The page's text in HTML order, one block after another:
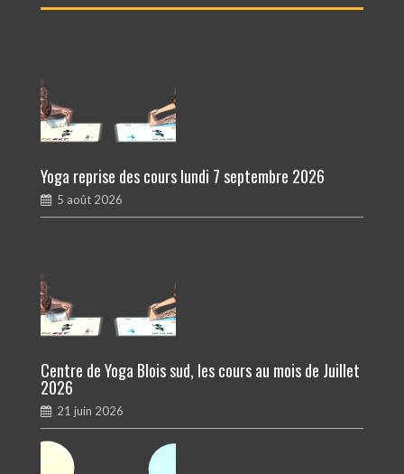
Yoga reprise des cours lundi 7 septembre 2026
5 août 2026
Centre de Yoga Blois sud, les cours au mois de Juillet
2026
21 juin 2026